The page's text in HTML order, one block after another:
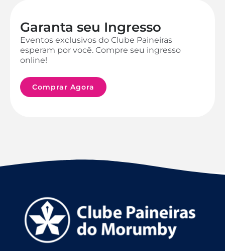
Garanta seu Ingresso
Eventos exclusivos do Clube Paineiras
esperam por você. Compre seu ingresso
online!
Comprar Agora